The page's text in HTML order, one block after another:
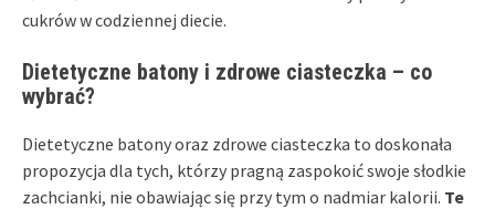
cukrów w codziennej diecie.
Dietetyczne batony i zdrowe ciasteczka – co
wybrać?
Dietetyczne batony oraz zdrowe ciasteczka to doskonała
propozycja dla tych, którzy pragną zaspokoić swoje słodkie
zachcianki, nie obawiając się przy tym o nadmiar kalorii. Te